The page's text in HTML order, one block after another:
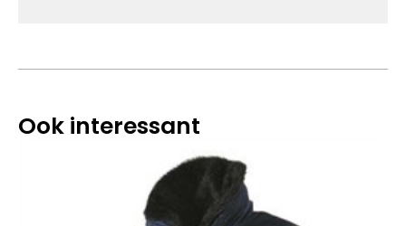
Ook interessant